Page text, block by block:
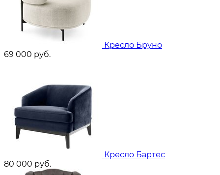
Кресло Бруно
69 000 руб.
Кресло Бартес
80 000 руб.